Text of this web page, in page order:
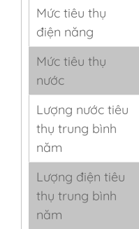
Mức tiêu thụ
điện năng
Mức tiêu thụ
nước
Lượng nước tiêu
thụ trung bình
năm
Lượng điện tiêu
thụ trung bình
năm